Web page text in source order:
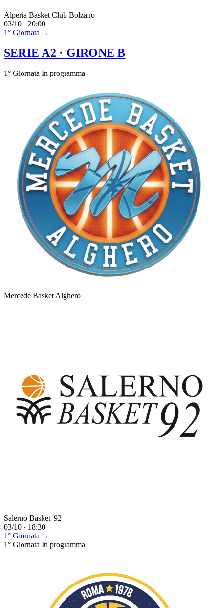
Alperia Basket Club Bolzano
03/10 · 20:00
1° Giornata →
SERIE A2 · GIRONE B
1° Giornata In programma
Mercede Basket Alghero
Salerno Basket '92
03/10 · 18:30
1° Giornata →
1° Giornata In programma